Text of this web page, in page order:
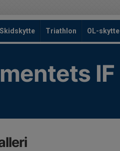
Skidskytte Triathlon OL-skytte
IF